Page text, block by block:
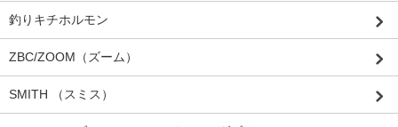
釣りキチホルモン
ZBC/ZOOM（ズーム）
SMITH （スミス）